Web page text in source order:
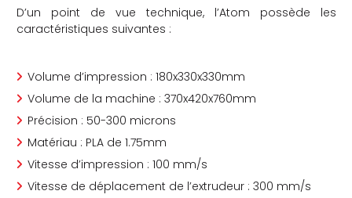
D’un point de vue technique, l’Atom possède les
caractéristiques suivantes :
Volume d’impression : 180x330x330mm
Volume de la machine : 370x420x760mm
Précision : 50-300 microns
Matériau : PLA de 1.75mm
Vitesse d’impression : 100 mm/s
Vitesse de déplacement de l’extrudeur : 300 mm/s